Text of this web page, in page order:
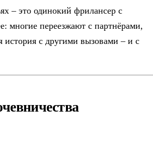
– это одинокий фрилансер с
многие переезжают с партнёрами,
история с другими вызовами – и с